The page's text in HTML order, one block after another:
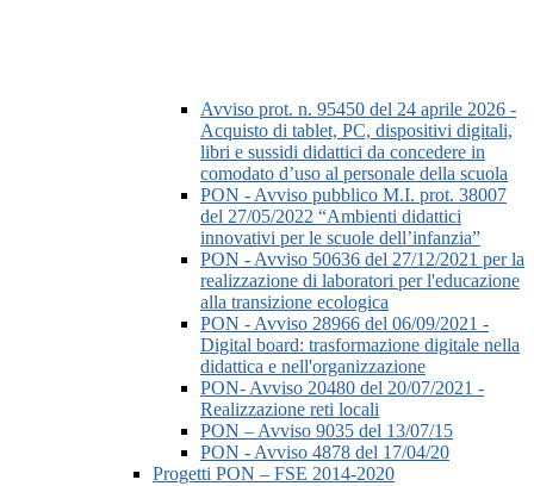
Avviso prot. n. 95450 del 24 aprile 2026 -
Acquisto di tablet, PC, dispositivi digitali,
libri e sussidi didattici da concedere in
comodato d’uso al personale della scuola
PON - Avviso pubblico M.I. prot. 38007
del 27/05/2022 “Ambienti didattici
innovativi per le scuole dell’infanzia”
PON - Avviso 50636 del 27/12/2021 per la
realizzazione di laboratori per l'educazione
alla transizione ecologica
PON - Avviso 28966 del 06/09/2021 -
Digital board: trasformazione digitale nella
didattica e nell'organizzazione
PON- Avviso 20480 del 20/07/2021 -
Realizzazione reti locali
PON – Avviso 9035 del 13/07/15
PON - Avviso 4878 del 17/04/20
Progetti PON – FSE 2014-2020